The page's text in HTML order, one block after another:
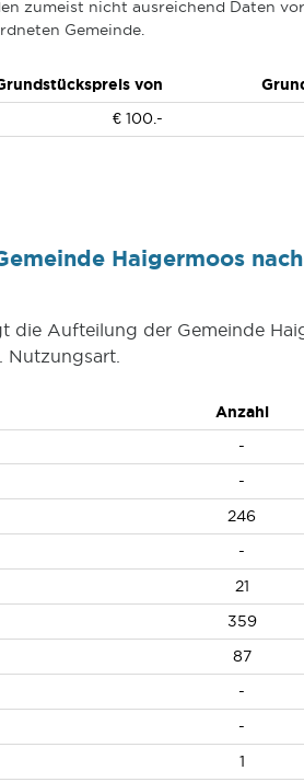
zumeist nicht ausreichend Daten
Gemeinde.
von
€ 100.-
Haigermoos nach
die Aufteilung der Gemeinde
Anzahl
-
-
246
-
21
359
87
-
-
1